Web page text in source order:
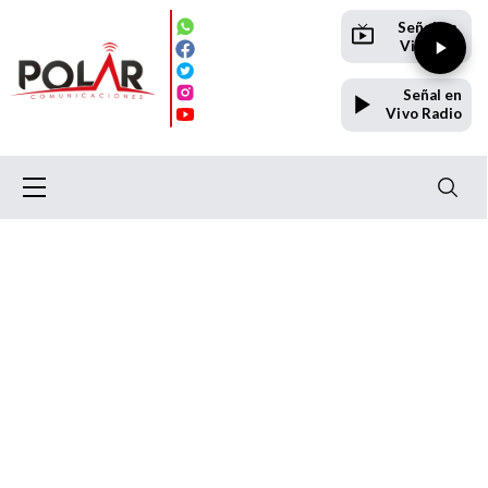
Señal en
Vivo TV
Señal en
Vivo Radio